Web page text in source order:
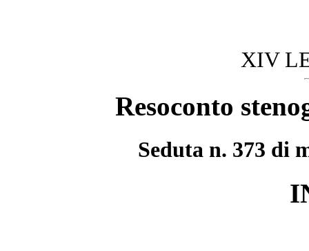
XIV
Resoconto
Seduta n. 373 di